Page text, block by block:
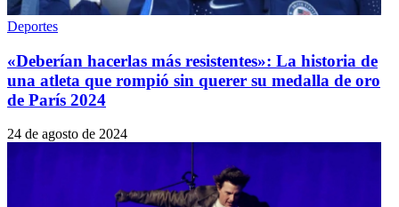
Deportes
«Deberían hacerlas más resistentes»: La historia de
una atleta que rompió sin querer su medalla de oro
de París 2024
24 de agosto de 2024